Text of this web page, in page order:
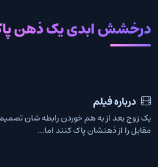
درخشش ابدی یک ذهن پاک
درباره فیلم
یک زوج بعد از به هم خوردن رابطه شان
مقابل را از ذهنشان پاک کنند اما...